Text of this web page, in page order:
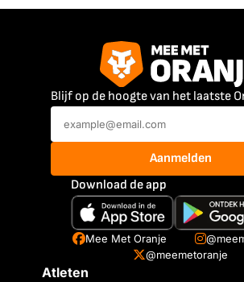
Blijf op de hoogte van het laatste
Aanmelden
Download de app
Mee Met Oranje
@meemetoranje
Atleten